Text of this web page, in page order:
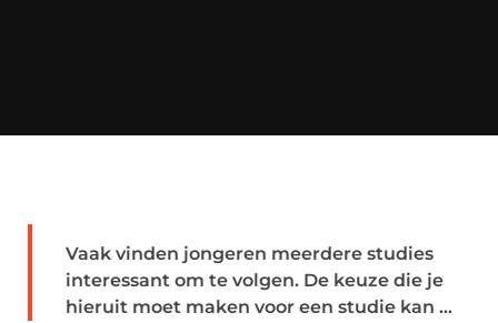
Vaak vinden jongeren meerdere studies
interessant om te volgen. De keuze die je
hieruit moet maken voor een studie kan ...